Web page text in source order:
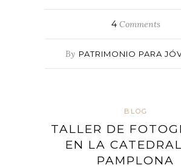
4Comments
By PATRIMONIO PARA
BLOG
TALLER DE
EN LA
PAMPLONA